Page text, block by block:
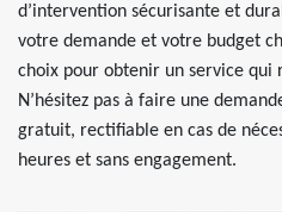
d’intervention sécurisante et
votre demande et votre budget
choix pour obtenir un service qui
N’hésitez pas à faire une
gratuit, rectifiable en cas de
heures et sans engagement.